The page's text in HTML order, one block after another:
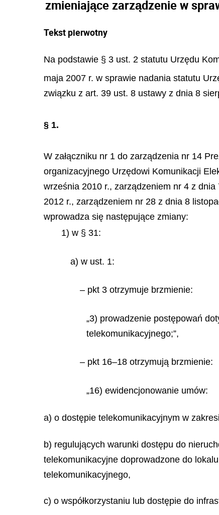
zmieniające zarządzenie w
Tekst pierwotny
Na podstawie § 3 ust. 2 statutu Urzędu
maja 2007 r. w sprawie nadania statutu
związku z art. 39 ust. 8 ustawy z dnia 8
§ 1.
W załączniku nr 1 do zarządzenia nr 14
organizacyjnego Urzędowi Komunikacji
września 2010 r., zarządzeniem nr 4 z
2012 r., zarządzeniem nr 28 z dnia 8
wprowadza się następujące zmiany:
1) w § 31:
a) w ust. 1:
– pkt 3 otrzymuje brzmienie:
„3) prowadzenie postępowań
telekomunikacyjnego;”,
– pkt 16–18 otrzymują brzmienie:
„16) ewidencjonowanie umów:
a) o dostępie telekomunikacyjnym w
b) regulujących warunki dostępu do
telekomunikacyjne doprowadzone do
telekomunikacyjnego,
c) o współkorzystaniu lub dostępie do